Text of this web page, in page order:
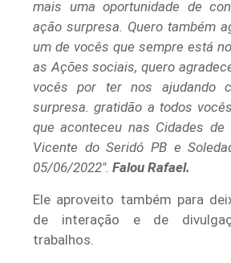
mais uma oportunidade de
ação surpresa. Quero também
um de vocês que sempre está
as Ações sociais, quero
vocês por ter nos ajudando
surpresa. gratidão a todos
que aconteceu nas Cidades
Vicente do Seridó PB e
05/06/2022". Falou Rafael.
Ele aproveito também para
de interação e de
trabalhos.